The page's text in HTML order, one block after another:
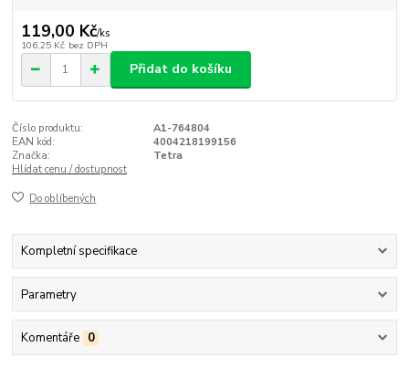
119,00 Kč/ks
106,25 Kč bez DPH
Přidat do košíku
Číslo produktu:
A1-764804
EAN kód:
4004218199156
Značka:
Tetra
Hlídat cenu / dostupnost
Do oblíbených
Kompletní specifikace
Parametry
Komentáře 0